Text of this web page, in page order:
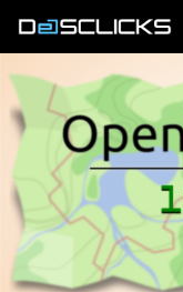
CONTENU